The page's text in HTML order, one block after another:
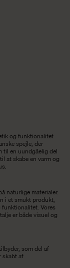
og funktionalitet
spejle, der
til en uundgåelig del
at skabe en varm og
naturlige materialer.
i et smukt produkt,
Vores
er både visuel og
som del af
skabt af